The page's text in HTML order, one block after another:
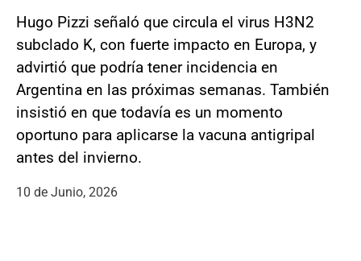
Hugo Pizzi señaló que circula el virus H3N2
subclado K, con fuerte impacto en Europa, y
advirtió que podría tener incidencia en
Argentina en las próximas semanas. También
insistió en que todavía es un momento
oportuno para aplicarse la vacuna antigripal
antes del invierno.
10 de Junio, 2026